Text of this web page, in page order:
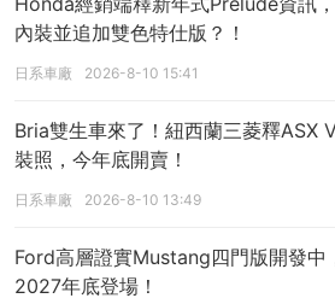
內裝並追加雙色特仕版？！
日系車廠 2026-8-10 15:41
Bria雙生車來了！紐西蘭三菱釋ASX
裝照，今年底開賣！
日系車廠 2026-8-10 13:49
Ford高層證實Mustang四門版開發中
2027年底登場！